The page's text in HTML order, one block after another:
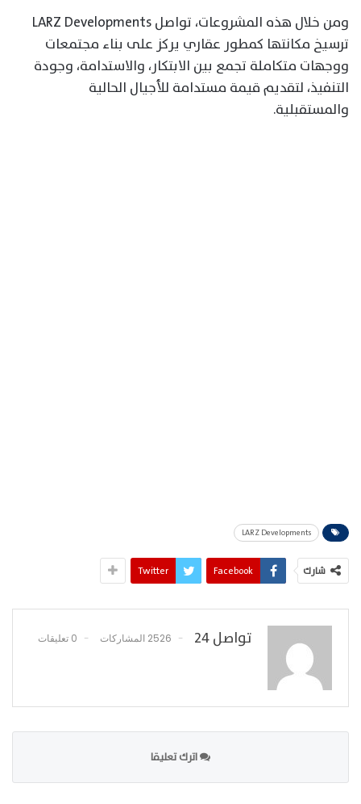
ومن خلال هذه المشروعات، تواصل LARZ Developments
ترسيخ مكانتها كمطور عقاري يركز على بناء مجتمعات
ووجهات متكاملة تجمع بين الابتكار، والاستدامة، وجودة
التنفيذ، لتقديم قيمة مستدامة للأجيال الحالية
والمستقبلية.
LARZ Developments
شارك Facebook
Twitter
تواصل 24 2526 المشاركات 0 تعليقات
اترك تعليقا